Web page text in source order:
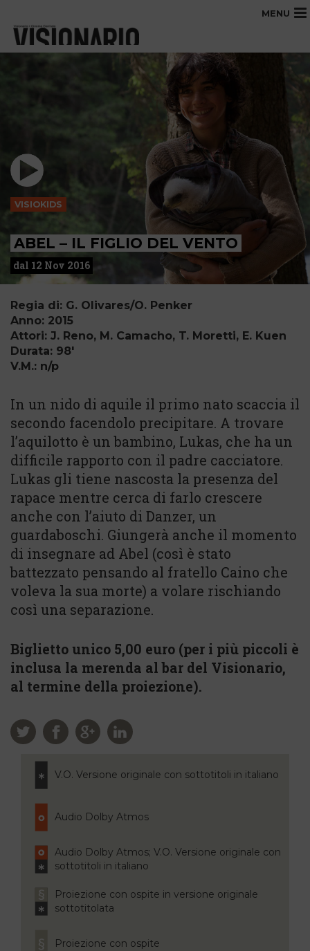
MENU
VISIOKIDS
ABEL – IL FIGLIO DEL VENTO
dal 12 Nov 2016
Regia di: G. Olivares/O. Penker
Anno: 2015
Attori: J. Reno, M. Camacho, T. Moretti, E. Kuen
Durata: 98'
V.M.: n/p
In un nido di aquile il primo nato scaccia il
secondo facendolo precipitare. A trovare
l’aquilotto è un bambino, Lukas, che ha un
difficile rapporto con il padre cacciatore.
Lukas gli tiene nascosta la presenza del
rapace mentre cerca di farlo crescere
anche con l’aiuto di Danzer, un
guardaboschi. Giungerà anche il momento
di insegnare ad Abel (così è stato
battezzato pensando al fratello Caino che
voleva la sua morte) a volare rischiando
così una separazione.
Biglietto unico 5,00 euro (per i più piccoli è
inclusa la merenda al bar del Visionario,
al termine della proiezione).
V.O. Versione originale con sottotitoli in italiano
Audio Dolby Atmos
Audio Dolby Atmos; V.O. Versione originale con
sottotitoli in italiano
Proiezione con ospite in versione originale
sottotitolata
Proiezione con ospite